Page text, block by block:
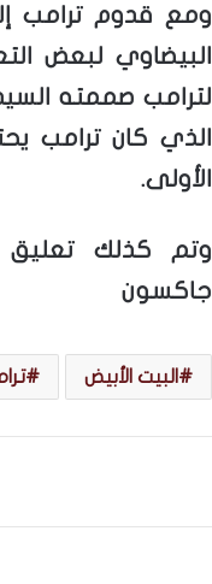
ومع قدوم ترامب
البيضاوي لبعض
لترامب صممته
الذي كان ترامب
الأولى.
وتم كذلك تعليق
جاكسون
البيت الأبيض